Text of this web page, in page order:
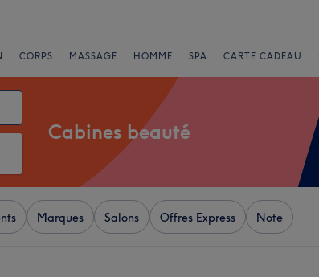
CORPS MASSAGE HOMME SPA CARTE CADEAU
Cabines beauté
Marques Salons Offres Express Note